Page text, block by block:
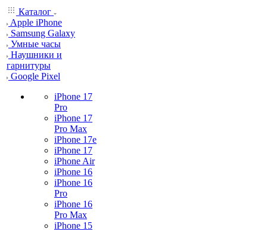
Каталог
Apple iPhone
Samsung Galaxy
Умные часы
Наушники и
гарнитуры
Google Pixel
iPhone 17
Pro
iPhone 17
Pro Max
iPhone 17e
iPhone 17
iPhone Air
iPhone 16
iPhone 16
Pro
iPhone 16
Pro Max
iPhone 15